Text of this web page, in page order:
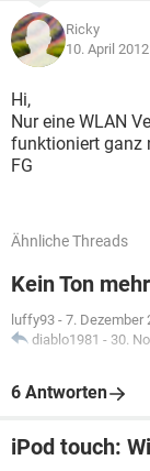
Ricky
10. April
Hi,
Nur eine WLAN
funktioniert ganz
FG
Ähnliche Threads
Kein Ton
luffy93 - 7. Dezember
diablo1981 - 30.
6 Antworten
iPod touch: